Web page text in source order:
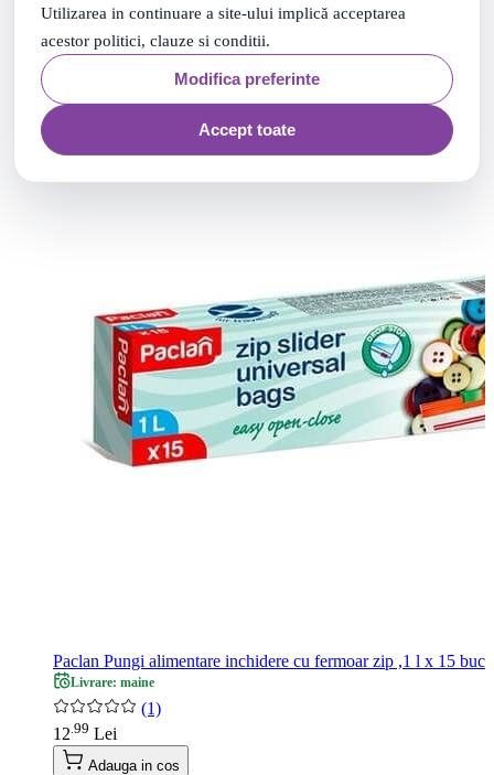
Utilizarea in continuare a site-ului implică acceptarea
acestor politici, clauze si conditii.
Modifica preferinte
Accept toate
9.99Lei
Adauga in cos
Paclan Pungi alimentare inchidere cu fermoar zip ,1 l x 15 buc
Livrare: maine
(1)
12 99 Lei
Adauga in cos